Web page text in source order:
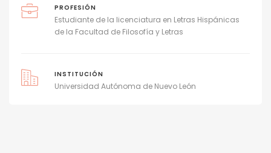
PROFESIÓN
Estudiante de la licenciatura en Letras Hispánicas
de la Facultad de Filosofía y Letras
INSTITUCIÓN
Universidad Autónoma de Nuevo León